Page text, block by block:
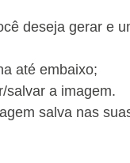
deseja gerar e
até embaixo;
salvar a imagem.
salva nas